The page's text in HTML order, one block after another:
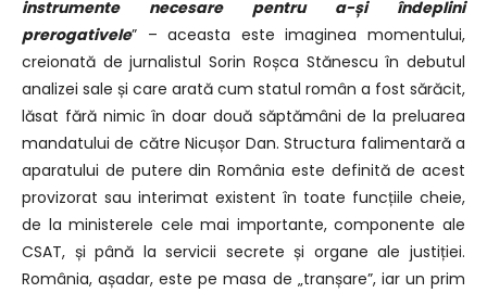
instrumente necesare pentru a-și îndeplini
prerogativele” – aceasta este imaginea momentului,
creionată de jurnalistul Sorin Roșca Stănescu în debutul
analizei sale și care arată cum statul român a fost sărăcit,
lăsat fără nimic în doar două săptămâni de la preluarea
mandatului de către Nicușor Dan. Structura falimentară a
aparatului de putere din România este definită de acest
provizorat sau interimat existent în toate funcțiile cheie,
de la ministerele cele mai importante, componente ale
CSAT, și până la servicii secrete și organe ale justiției.
România, așadar, este pe masa de „tranșare”, iar un prim